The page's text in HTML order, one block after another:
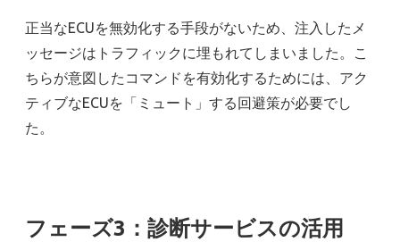
正当なECUを無効化する手段がないため、注入したメ
ッセージはトラフィックに埋もれてしまいました。こ
ちらが意図したコマンドを有効化するためには、アク
ティブなECUを「ミュート」する回避策が必要でし
た。
フェーズ3：診断サービスの活用